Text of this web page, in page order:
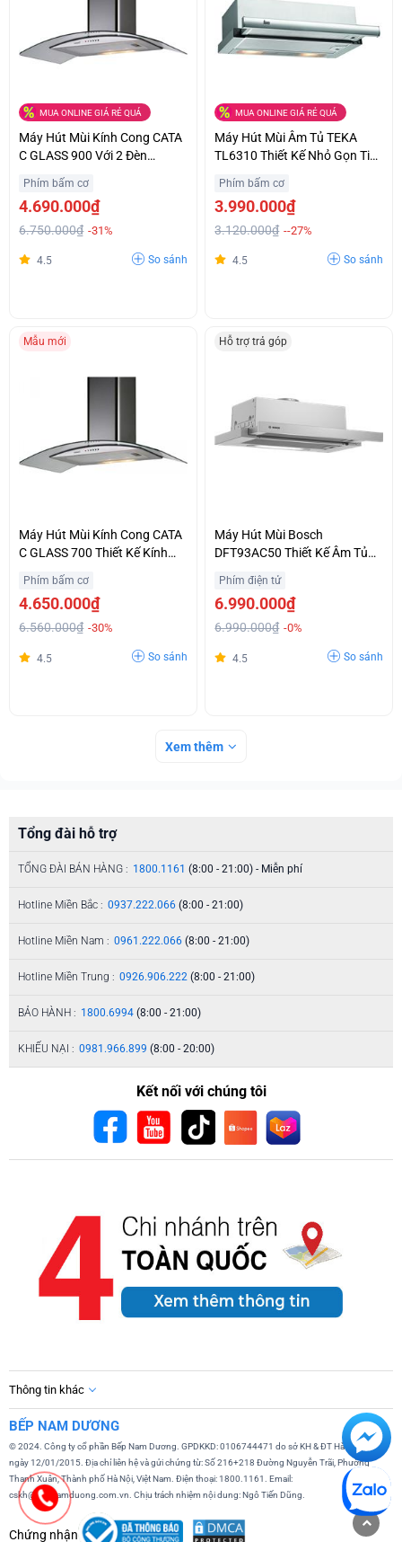
MUA ONLINE GIÁ RẺ QUÁ
Máy Hút Mùi Kính Cong CATA
C GLASS 900 Với 2 Đèn
Lớn
Phím bấm cơ
4.690.000₫
6.750.000₫ -31%
4.5 So sánh
MUA ONLINE GIÁ RẺ QUÁ
Máy Hút Mùi Âm Tủ TEKA
TL6310 Thiết Kế Nhỏ Gọn Tiết
Phím bấm cơ
3.990.000₫
3.120.000₫ --27%
4.5 So sánh
Mẫu mới
Máy Hút Mùi Kính Cong CATA
C GLASS 700 Thiết Kế Kính
Cường Lực Sang Trọng Giá
Hợp Lý
Phím bấm cơ
4.650.000₫
6.560.000₫ -30%
4.5 So sánh
Hỗ trợ trả góp
Máy Hút Mùi Bosch
DFT93AC50 Thiết Kế Âm Tủ
Ưu Đãi
Phím điện tử
6.990.000₫
6.990.000₫ -0%
4.5 So sánh
Xem thêm
Tổng đài hỗ trợ
TỔNG ĐÀI BÁN HÀNG : 1800.1161 (8:00 - 21:00) - Miễn phí
Hotline Miền Bắc : 0937.222.066 (8:00 - 21:00)
Hotline Miền Nam : 0961.222.066 (8:00 - 21:00)
Hotline Miền Trung : 0926.906.222 (8:00 - 21:00)
BẢO HÀNH : 1800.6994 (8:00 - 21:00)
KHIẾU NẠI : 0981.966.899 (8:00 - 20:00)
Kết nối với chúng tôi
Thông tin khác
BẾP NAM DƯƠNG
© 2024. Công ty cổ phần Bếp Nam Dương. GPDKKD: 0106744471 do sở KH & ĐT Hà Nội cấp
ngày 12/01/2015. Địa chỉ liên hệ và gửi chứng từ: Số 216+218 Đường Nguyễn Trãi, Phường
Thanh Xuân, Thành phố Hà Nội, Việt Nam. Điện thoại: 1800.1161. Email:
cskh@bepnamduong.com.vn. Chịu trách nhiệm nội dung: Ngô Tiến Dũng.
Chứng nhận